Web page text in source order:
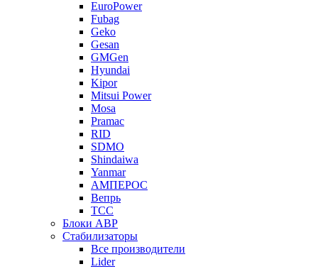
EuroPower
Fubag
Geko
Gesan
GMGen
Hyundai
Kipor
Mitsui Power
Mosa
Pramac
RID
SDMO
Shindaiwa
Yanmar
АМПЕРОС
Вепрь
ТСС
Блоки АВР
Стабилизаторы
Все производители
Lider